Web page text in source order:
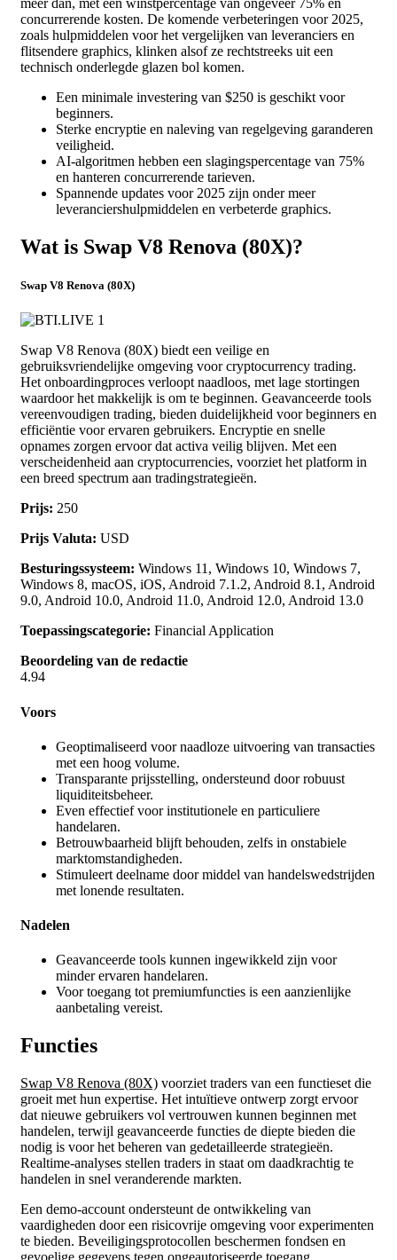
meer dan, met een winstpercentage van ongeveer 75% en
concurrerende kosten. De komende verbeteringen voor 2025,
zoals hulpmiddelen voor het vergelijken van leveranciers en
flitsendere graphics, klinken alsof ze rechtstreeks uit een
technisch onderlegde glazen bol komen.
Een minimale investering van $250 is geschikt voor
beginners.
Sterke encryptie en naleving van regelgeving garanderen
veiligheid.
AI-algoritmen hebben een slagingspercentage van 75%
en hanteren concurrerende tarieven.
Spannende updates voor 2025 zijn onder meer
leveranciershulpmiddelen en verbeterde graphics.
Wat is Swap V8 Renova (80X)?
Swap V8 Renova (80X)
Swap V8 Renova (80X) biedt een veilige en
gebruiksvriendelijke omgeving voor cryptocurrency trading.
Het onboardingproces verloopt naadloos, met lage stortingen
waardoor het makkelijk is om te beginnen. Geavanceerde tools
vereenvoudigen trading, bieden duidelijkheid voor beginners en
efficiëntie voor ervaren gebruikers. Encryptie en snelle
opnames zorgen ervoor dat activa veilig blijven. Met een
verscheidenheid aan cryptocurrencies, voorziet het platform in
een breed spectrum aan tradingstrategieën.
Prijs: 250
Prijs Valuta: USD
Besturingssysteem: Windows 11, Windows 10, Windows 7,
Windows 8, macOS, iOS, Android 7.1.2, Android 8.1, Android
9.0, Android 10.0, Android 11.0, Android 12.0, Android 13.0
Toepassingscategorie: Financial Application
Beoordeling van de redactie
4.94
Voors
Geoptimaliseerd voor naadloze uitvoering van transacties
met een hoog volume.
Transparante prijsstelling, ondersteund door robuust
liquiditeitsbeheer.
Even effectief voor institutionele en particuliere
handelaren.
Betrouwbaarheid blijft behouden, zelfs in onstabiele
marktomstandigheden.
Stimuleert deelname door middel van handelswedstrijden
met lonende resultaten.
Nadelen
Geavanceerde tools kunnen ingewikkeld zijn voor
minder ervaren handelaren.
Voor toegang tot premiumfuncties is een aanzienlijke
aanbetaling vereist.
Functies
Swap V8 Renova (80X) voorziet traders van een functieset die
groeit met hun expertise. Het intuïtieve ontwerp zorgt ervoor
dat nieuwe gebruikers vol vertrouwen kunnen beginnen met
handelen, terwijl geavanceerde functies de diepte bieden die
nodig is voor het beheren van gedetailleerde strategieën.
Realtime-analyses stellen traders in staat om daadkrachtig te
handelen in snel veranderende markten.
Een demo-account ondersteunt de ontwikkeling van
vaardigheden door een risicovrije omgeving voor experimenten
te bieden. Beveiligingsprotocollen beschermen fondsen en